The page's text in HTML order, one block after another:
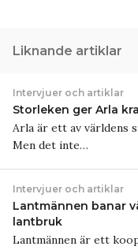
Liknande artiklar
Intervjuer och artiklar
Storleken ger Arla
Arla är ett av världens
Men det inte…
Intervjuer och artiklar
Lantmännen banar
lantbruk
Lantmännen är ett